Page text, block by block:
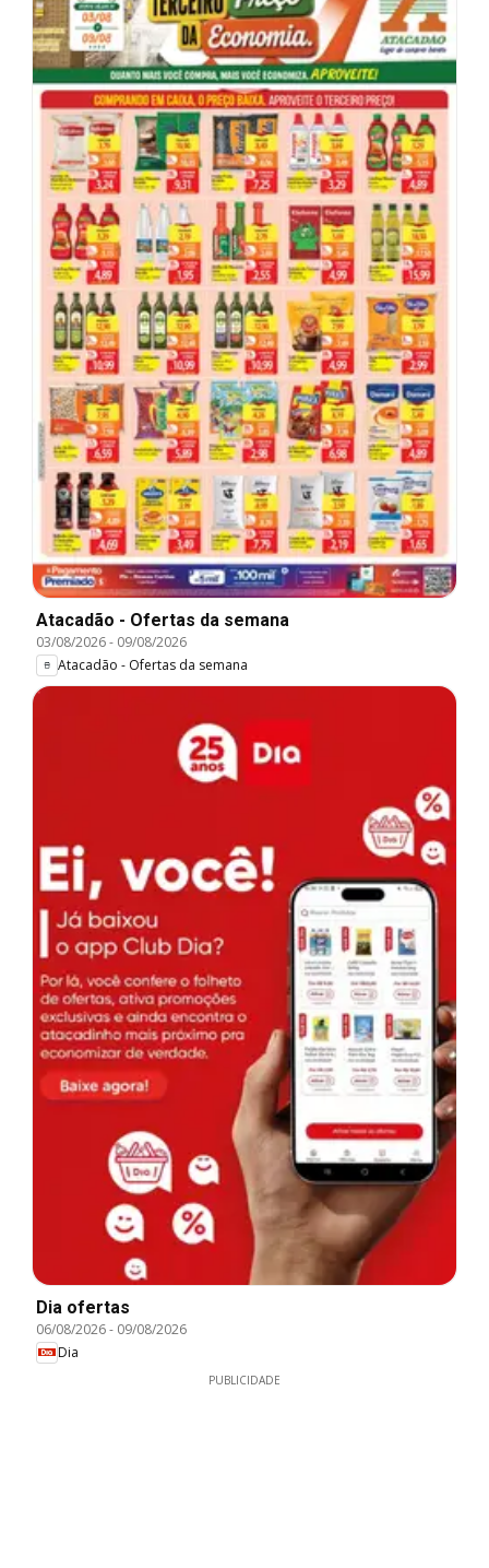
Atacadão - Ofertas da semana
03/08/2026- 09/08/2026
Atacadão - Ofertas da semana
Dia ofertas
06/08/2026- 09/08/2026
Dia
PUBLICIDADE